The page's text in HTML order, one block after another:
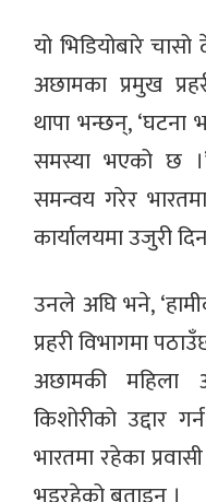
यो भिडियोबारे
अछामका प्रमुख
थापा भन्छन्, ‘घटना
समस्या भएको छ
समन्वय गरेर
कार्यालयमा उजुरी
उनले अघि भने,
प्रहरी विभागमा
अछामकी महिला
किशोरीको उद्दार
भारतमा रहेका